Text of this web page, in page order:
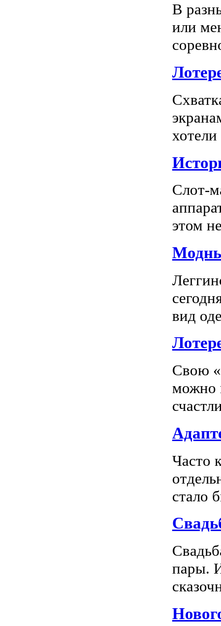
В
или
Слот-
этом
вид
Свою
можно
Часто
стало
пары.